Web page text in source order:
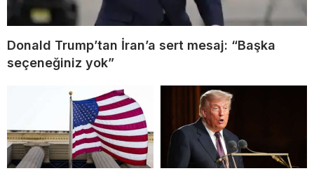
Donald Trump’tan İran’a sert mesaj: “Başka
seçeneğiniz yok”